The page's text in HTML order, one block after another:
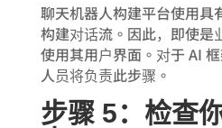
聊天机器人构建平台使用具
构建对话流。因此，即使是
使用其用户界面。对于 AI
人员将负责此步骤。
步骤 5：检查